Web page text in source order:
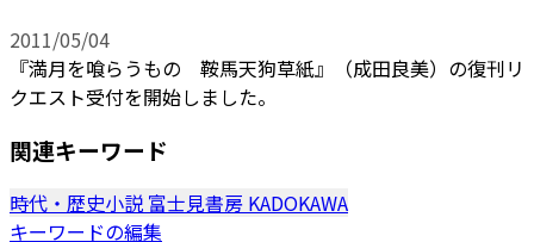
2011/05/04
『満月を喰らうもの 鞍馬天狗草紙』（成田良美）の復刊リ
クエスト受付を開始しました。
関連キーワード
時代・歴史小説 富士見書房 KADOKAWA
キーワードの編集